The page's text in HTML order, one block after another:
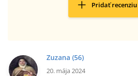
Pridať recenziu
Zuzana (56)
20. mája 2024